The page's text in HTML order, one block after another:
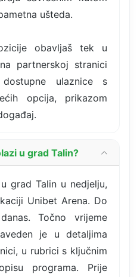
ušteda.
obavljaš tek u
partnerskoj stranici
ulaznice s
opcija, prikazom
u grad Talin?
grad Talin u nedjelju,
Unibet Arena. Do
Točno vrijeme
je u detaljima
u rubrici s ključnim
programa. Prije